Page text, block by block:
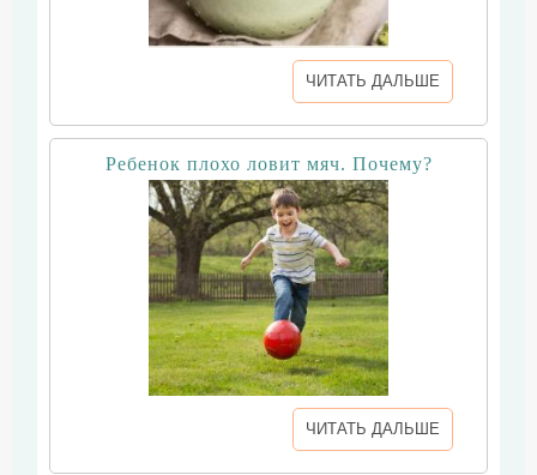
ЧИТАТЬ ДАЛЬШЕ
Ребенок плохо ловит мяч. Почему?
ЧИТАТЬ ДАЛЬШЕ